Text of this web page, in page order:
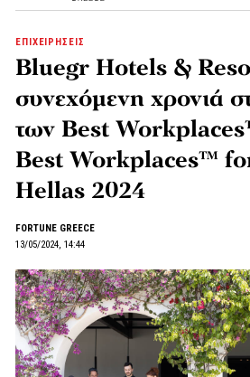
ΕΠΙΧΕΙΡΗΣΕΙΣ
Βluegr Hotels &
συνεχόμενη χρονιά
των Best
Best Workplaces™
Hellas 2024
FORTUNE GREECE
13/05/2024, 14:44